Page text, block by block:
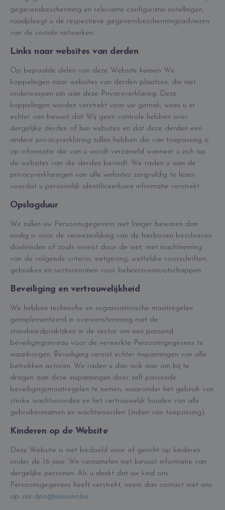
gegevensbescherming en relevante configuratie-instellingen,
raadpleegt u de respectieve gegevensbeschermingsadviezen
van de sociale netwerken.
Links naar websites van derden
Op bepaalde delen van deze Website kunnen We
koppelingen naar websites van derden plaatsen, die niet
onderworpen zijn aan deze Privacyverklaring. Deze
koppelingen worden verstrekt voor uw gemak; wees u er
echter van bewust dat Wij geen controle hebben over
dergelijke derden of hun websites en dat deze derden een
andere privacyverklaring zullen hebben die van toepassing is
op informatie die van u wordt verzameld wanneer u zich op
de websites van die derden bevindt. We raden u aan de
privacyverklaringen van alle websites zorgvuldig te lezen
voordat u persoonlijk identificeerbare informatie verstrekt.
Opslagduur
We zullen uw Persoonsgegevens niet langer bewaren dan
nodig is voor de verwezenlijking van de hierboven beschreven
doeleinden of zoals vereist door de wet, met inachtneming
van de volgende criteria: wetgeving, wettelijke voorschriften,
gebruiken en sectornormen voor beheersvennootschappen.
Beveiliging en vertrouwelijkheid
We hebben technische en organisatorische maatregelen
geïmplementeerd in overeenstemming met de
standaardpraktijken in de sector om een passend
beveiligingsniveau voor de verwerkte Persoonsgegevens te
waarborgen. Beveiliging vereist echter inspanningen van alle
betrokken actoren. We raden u dan ook aan om bij te
dragen aan deze inspanningen door zelf passende
beveiligingsmaatregelen te nemen, waaronder het gebruik van
sterke wachtwoorden en het vertrouwelijk houden van alle
gebruikersnamen en wachtwoorden (indien van toepassing).
Kinderen op de Website
Deze Website is niet bedoeld voor of gericht op kinderen
onder de 16 jaar. We verzamelen niet bewust informatie van
dergelijke personen. Als u denkt dat uw kind ons
Persoonsgegevens heeft verstrekt, neem dan contact met ons
op via dpo@unisono.be.